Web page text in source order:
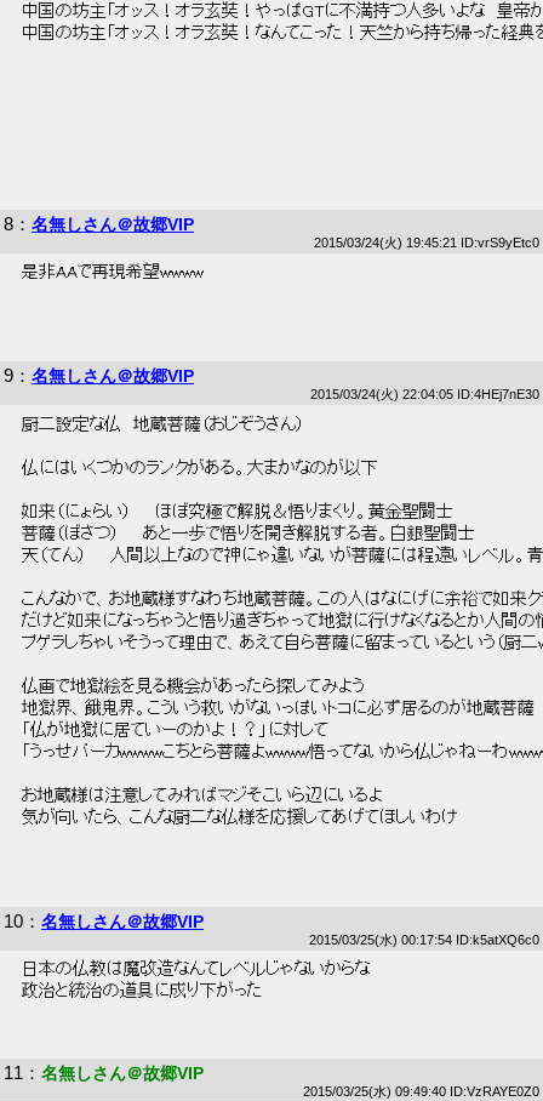
中国の坊主「オッス！オラ玄奘！やっぱGTに不満持つ人多いよな　皇帝
中国の坊主「オッス！オラ玄奘！なんてこった！天竺から持ち帰った経
8 ： 名無しさん＠故郷VIP
2015/03/24(火) 19:45:21 ID:vrS9yEtc0
是非AAで再現希望wwww
9 ： 名無しさん＠故郷VIP
2015/03/24(火) 22:04:05 ID:4HEj7nE30
厨二設定な仏　地蔵菩薩（おじぞうさん）
仏にはいくつかのランクがある。大まかなのが以下
如来（にょらい）　　ほぼ究極で解脱＆悟りまくり。黄金聖闘士
菩薩（ぼさつ）　　あと一歩で悟りを開き解脱する者。白銀聖闘士
天（てん）　　人間以上なので神にゃ違いないが菩薩には程遠いレベル。
こんなかで、お地蔵様すなわち地蔵菩薩。この人はなにげに余裕で如来ク
だけど如来になっちゃうと悟り過ぎちゃって地獄に行けなくなるとか人間
プゲラしちゃいそうって理由で、あえて自ら菩薩に留まっているという（厨二
仏画で地獄絵を見る機会があったら探してみよう
地獄界、餓鬼界。こういう救いがないっぽいトコに必ず居るのが地蔵菩薩
「仏が地獄に居ていーのかよ！？」に対して
「うっせバーカwwwwこちとら菩薩よwwww悟ってないから仏じゃねーわ
お地蔵様は注意してみればマジそこいら辺にいるよ
気が向いたら、こんな厨二な仏様を応援してあげてほしいわけ
10 ： 名無しさん＠故郷VIP
2015/03/25(水) 00:17:54 ID:k5atXQ6c0
日本の仏教は魔改造なんてレベルじゃないからな
政治と統治の道具に成り下がった
11 ： 名無しさん＠故郷VIP
2015/03/25(水) 09:49:40 ID:VzRAYE0Z0